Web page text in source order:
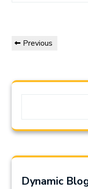
Post
navigation
Previous
Previous
Dynamic